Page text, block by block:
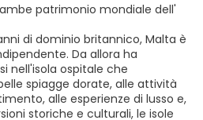
patrimonio mondiale dell'
di dominio britannico, Malta è
Da allora ha
nell'isola ospitale che
spiagge dorate, alle attività
alle esperienze di lusso e,
storiche e culturali, le isole